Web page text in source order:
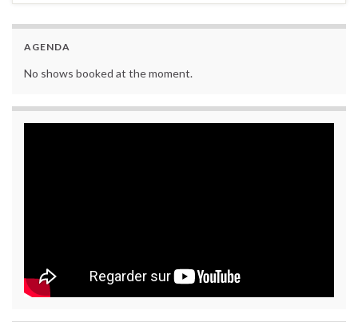
AGENDA
No shows booked at the moment.